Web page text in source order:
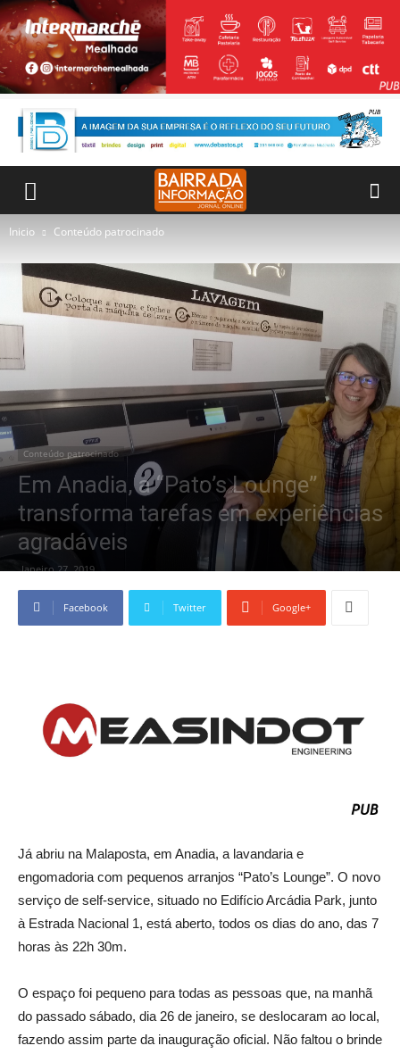
Inicio Conteúdo patrocinado
Conteúdo patrocinado
Em Anadia, a “Pato’s Lounge”
transforma tarefas em experiências
agradáveis
Janeiro 27, 2019
Facebook Twitter Google+
Já abriu na Malaposta, em Anadia, a lavandaria e
engomadoria com pequenos arranjos “Pato’s Lounge”. O novo
serviço de self-service, situado no Edifício Arcádia Park, junto
à Estrada Nacional 1, está aberto, todos os dias do ano, das 7
horas às 22h 30m.
O espaço foi pequeno para todas as pessoas que, na manhã
do passado sábado, dia 26 de janeiro, se deslocaram ao local,
fazendo assim parte da inauguração oficial. Não faltou o brinde